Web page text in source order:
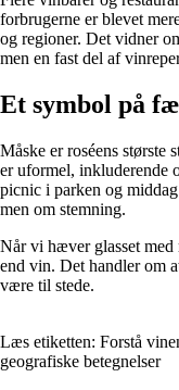
forbrugerne er blevet
og regioner. Det vidner
men en fast del af
Et symbol på
Måske er roséens største
er uformel, inkluderende
picnic i parken og
men om stemning.
Når vi hæver glasset med
end vin. Det handler om
være til stede.
Læs etiketten: Forstå
geografiske betegnelser